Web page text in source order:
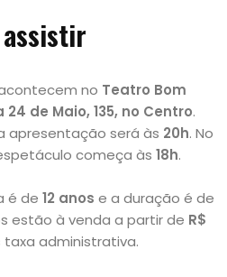
assistir
no Teatro Bom
24 de Maio, 135, no Centro.
apresentação será às 20h. No
começa às18h.
é de12 anos e a duração é de
estão à venda a partir de R$
administrativa.